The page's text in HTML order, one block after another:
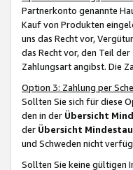
Partnerkonto genannte
Kauf von Produkten
uns das Recht vor,
das Recht vor, den Teil
Zahlungsart angibst. Die
Option 3: Zahlung per
Sollten Sie sich für diese
den in der Übersicht
der Übersicht
und Schweden nicht
Sollten Sie keine gültigen